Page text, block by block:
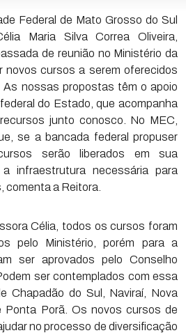
Federal de Mato Grosso do Sul
Maria Silva Correa Oliveira,
de reunião no Ministério da
novos cursos a serem oferecidos
As nossas propostas têm o apoio
do Estado, que acompanha
junto conosco. No MEC,
se a bancada federal propuser
serão liberados em sua
infraestrutura necessária para
comenta a Reitora.
Célia, todos os cursos foram
pelo Ministério, porém para a
ser aprovados pelo Conselho
ser contemplados com essa
Chapadão do Sul, Naviraí, Nova
Ponta Porã. Os novos cursos de
no processo de diversificação